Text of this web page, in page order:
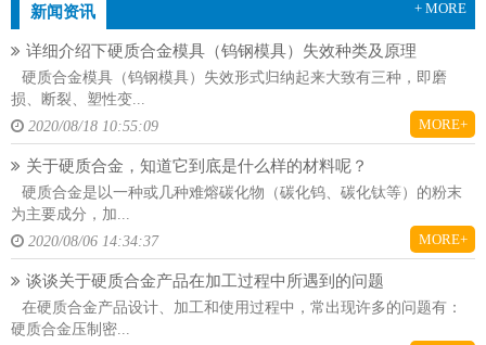
新闻资讯 + MORE
详细介绍下硬质合金模具（钨钢模具）失效种类及原理
硬质合金模具（钨钢模具）失效形式归纳起来大致有三种，即磨
损、断裂、塑性变...
2020/08/18 10:55:09
MORE+
关于硬质合金，知道它到底是什么样的材料呢？
硬质合金是以一种或几种难熔碳化物（碳化钨、碳化钛等）的粉末
为主要成分，加...
2020/08/06 14:34:37
MORE+
谈谈关于硬质合金产品在加工过程中所遇到的问题
在硬质合金产品设计、加工和使用过程中，常出现许多的问题有：
硬质合金压制密...